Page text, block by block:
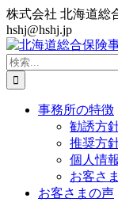
Skip
to
content
株式会社 北海道総
hshj@hshj.jp
検
索
…
事務所の特徴
勧誘方
推奨方
個人情
お客さ
お客さまの声